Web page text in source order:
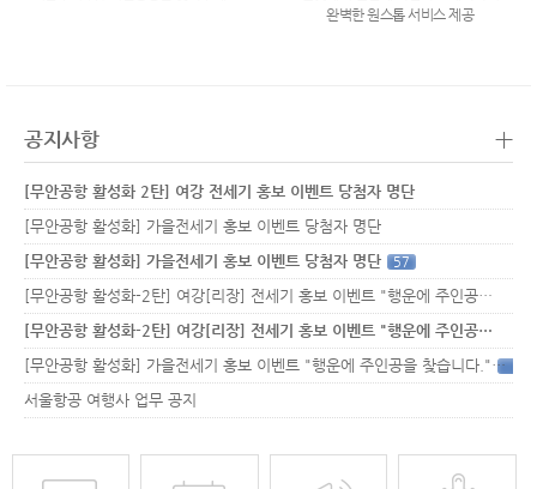
완벽한 원스톱 서비스 제공
공지사항 +
[무안공항 활성화 2탄] 여강 전세기 홍보 이벤트 당첨자 명단
[무안공항 활성화] 가을전세기 홍보 이벤트 당첨자 명단
[무안공항 활성화] 가을전세기 홍보 이벤트 당첨자 명단
57
[무안공항 활성화-2탄] 여강[리장] 전세기 홍보 이벤트 "행운에 주인공…
[무안공항 활성화-2탄] 여강[리장] 전세기 홍보 이벤트 "행운에 주인공…
[무안공항 활성화] 가을전세기 홍보 이벤트 "행운에 주인공을 찾습니다."33
서울항공 여행사 업무 공지